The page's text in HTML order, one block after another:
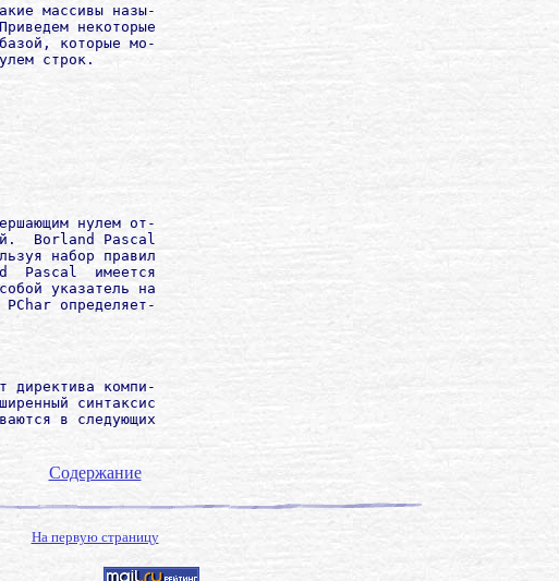
массивы назы-
некоторые
которые мо-
строк.
нулем от-
Borland Pascal
набор правил
Pascal  имеется
указатель на
PChar определяет-
директива компи-
синтаксис
в следующих
Содержание
На первую страницу